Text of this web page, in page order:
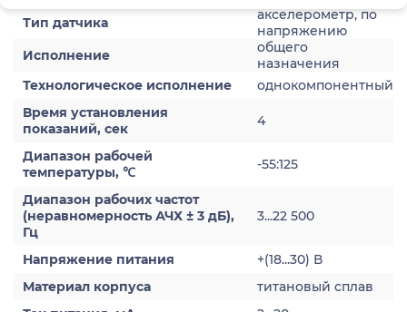
Тип датчика
акселерометр, по
напряжению
Исполнение
общего
назначения
Технологическое исполнение
однокомпонентный
Время установления
показаний, сек
4
Диапазон рабочей
температуры, ℃
-55:125
Диапазон рабочих частот
(неравномерность АЧХ ± 3 дБ),
Гц
3...22 500
Напряжение питания
+(18...30) В
Материал корпуса
титановый сплав